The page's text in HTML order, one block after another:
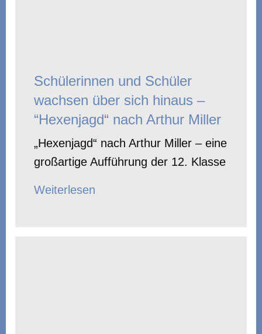
Schülerinnen und Schüler
wachsen über sich hinaus –
“Hexenjagd“ nach Arthur Miller
„Hexenjagd“ nach Arthur Miller – eine
großartige Aufführung der 12. Klasse
Weiterlesen